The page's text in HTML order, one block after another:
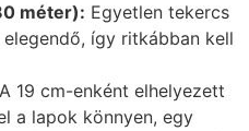
méter): Egyetlen tekercs
így ritkábban kell
A 19 cm-enként elhelyezett
a lapok könnyen, egy